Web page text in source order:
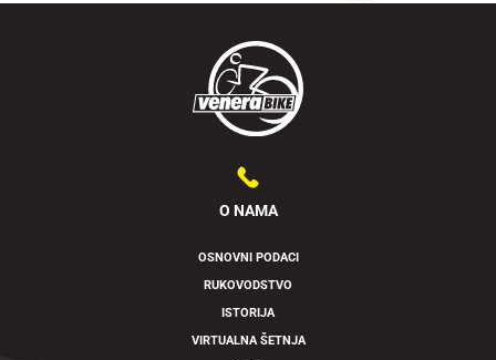
O NAMA
OSNOVNI PODACI
RUKOVODSTVO
ISTORIJA
VIRTUALNA ŠETNJA